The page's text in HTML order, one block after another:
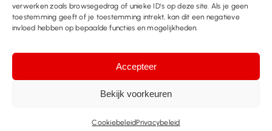
verwerken zoals browsegedrag of unieke ID's op deze site. Als je geen
toestemming geeft of je toestemming intrekt, kan dit een negatieve
invloed hebben op bepaalde functies en mogelijkheden.
Accepteer
Bekijk voorkeuren
CookiebeleidPrivacybeleid
3.
Na de waardebepaling bieden wij advies en